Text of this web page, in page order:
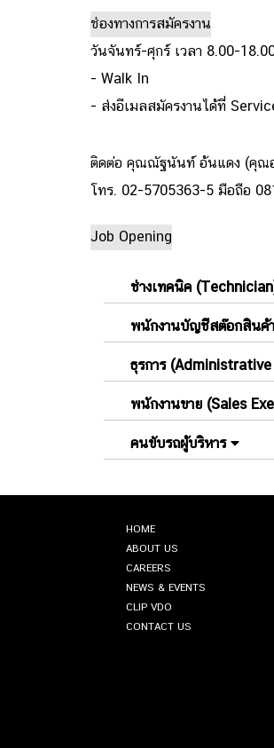
ช่องทางการสมัครงาน
วันจันทร์-ศุกร์ เวลา 8.00-
- Walk In
- ส่งอีเมลสมัครงานได้ที่
ติดต่อ คุณณัฐนันท์ อ้นแดง (คุณ
โทร. 02-5705363-5มือถือ
Job Opening
ช่างเทคนิค
พนักงานบัญชีสต๊อกสินค้
ธุรการ
พนักงานขาย (Sales
คนขับรถผู้บริหาร
HOME
ABOUT US
CAREERS
NEWS & EVENTS
CLIP VDO
CONTACT US